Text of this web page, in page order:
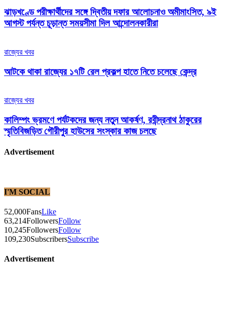
ঝাড়খণ্ডে পরীক্ষার্থীদের সঙ্গে দ্বিতীয় দফার আলোচনাও অমীমাংসিত, ৯ই
আগস্ট পর্যন্ত চূড়ান্ত সময়সীমা দিল আন্দোলনকারীরা
রাজ্যের খবর
আটকে থাকা রাজ্যের ১৭টি রেল প্রকল্প হাতে নিতে চলেছে কেন্দ্র
রাজ্যের খবর
কালিম্পং ভ্রমণে পর্যটকদের জন্য নতুন আকর্ষণ, রবীন্দ্রনাথ ঠাকুরের
স্মৃতিবিজড়িত গৌরীপুর হাউসের সংস্কার কাজ চলছে
Advertisement
I'M SOCIAL
52,000FansLike
63,214FollowersFollow
10,245FollowersFollow
109,230SubscribersSubscribe
Advertisement